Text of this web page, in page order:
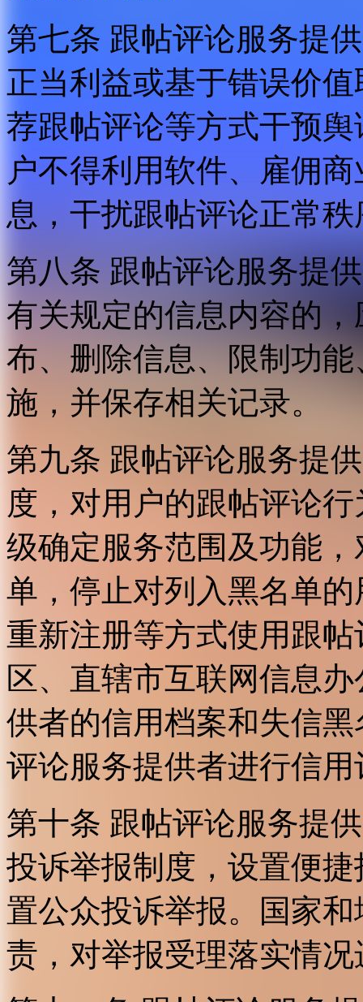
第七条 跟帖评论服务提
正当利益或基于错误价
荐跟帖评论等方式干预
户不得利用软件、雇佣
息，干扰跟帖评论正常
第八条 跟帖评论服务提
有关规定的信息内容的
布、删除信息、限制功
施，并保存相关记录。
第九条 跟帖评论服务提
度，对用户的跟帖评论
级确定服务范围及功能
单，停止对列入黑名单
重新注册等方式使用跟
区、直辖市互联网信息
供者的信用档案和失信
评论服务提供者进行信用
第十条 跟帖评论服务提
投诉举报制度，设置便
置公众投诉举报。国家
责，对举报受理落实情